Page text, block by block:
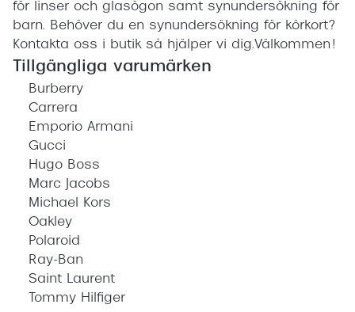
för linser och glasögon samt synundersökning för
barn. Behöver du en synundersökning för körkort?
Kontakta oss i butik så hjälper vi dig.Välkommen!
Tillgängliga varumärken
Burberry
Carrera
Emporio Armani
Gucci
Hugo Boss
Marc Jacobs
Michael Kors
Oakley
Polaroid
Ray-Ban
Saint Laurent
Tommy Hilfiger